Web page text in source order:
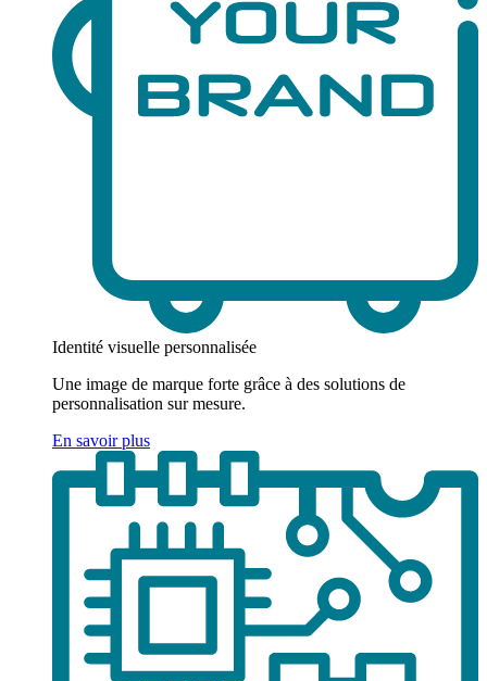
Identité visuelle personnalisée
Une image de marque forte grâce à des solutions de
personnalisation sur mesure.
En savoir plus